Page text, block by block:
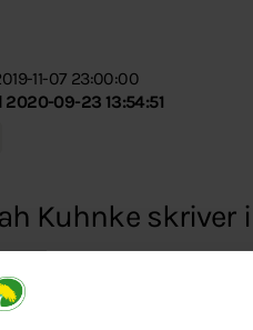
11-07 23:00:00
09-23 13:54:51
Kuhnke skriver
www.expressen.se/